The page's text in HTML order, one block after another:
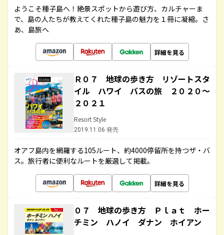
ようこそ種子島へ！絶景スポットから遊び方、カルチャーま
で、島の人たちが教えてくれた種子島の魅力を１冊に凝縮。さ
あ、島旅へ
詳細を見る
Ｒ０７ 地球の歩き方 リゾートスタ
イル ハワイ バスの旅 ２０２０～
２０２１
Resort Style
2019.11.06 発売
オアフ島内を網羅する105ルート、約4000停留所を持つザ・バ
ス。旅行者に便利なルートを厳選して掲載。
詳細を見る
０７ 地球の歩き方 Ｐｌａｔ ホー
チミン ハノイ ダナン ホイアン